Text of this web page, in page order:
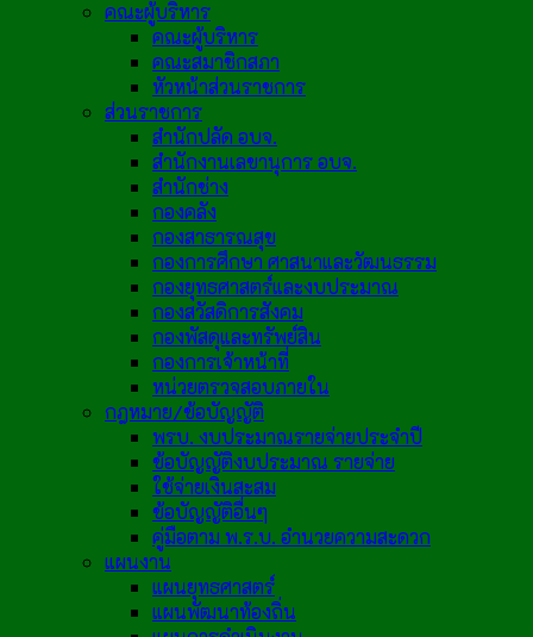
คณะผู้บริหาร
คณะผู้บริหาร
คณะสมาชิกสภา
หัวหน้าส่วนราชการ
ส่วนราชการ
สำนักปลัด อบจ.
สำนักงานเลขานุการ อบจ.
สำนักช่าง
กองคลัง
กองสาธารณสุข
กองการศึกษา ศาสนาและวัฒนธรรม
กองยุทธศาสตร์และงบประมาณ
กองสวัสดิการสังคม
กองพัสดุและทรัพย์สิน
กองการเจ้าหน้าที่
หน่วยตรวจสอบภายใน
กฎหมาย/ข้อบัญญัติ
พรบ. งบประมาณรายจ่ายประจำปี
ข้อบัญญัติงบประมาณ รายจ่าย
ใช้จ่ายเงินสะสม
ข้อบัญญัติอื่นๆ
คู่มือตาม พ.ร.บ. อำนวยความสะดวก
แผนงาน
แผนยุทธศาสตร์
แผนพัฒนาท้องถิ่น